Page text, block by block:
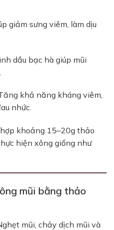
giảm sưng viêm, làm dịu
dầu bạc hà giúp mũi
khả năng kháng viêm,
nhức.
khoảng 15–20g thảo
hiện xông giống như
mũi bằng thảo
mũi, chảy dịch mũi và